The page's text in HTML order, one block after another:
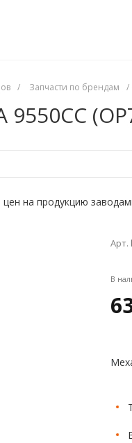
/ Запчасти по брендам /
на продукцию
Арт.
В